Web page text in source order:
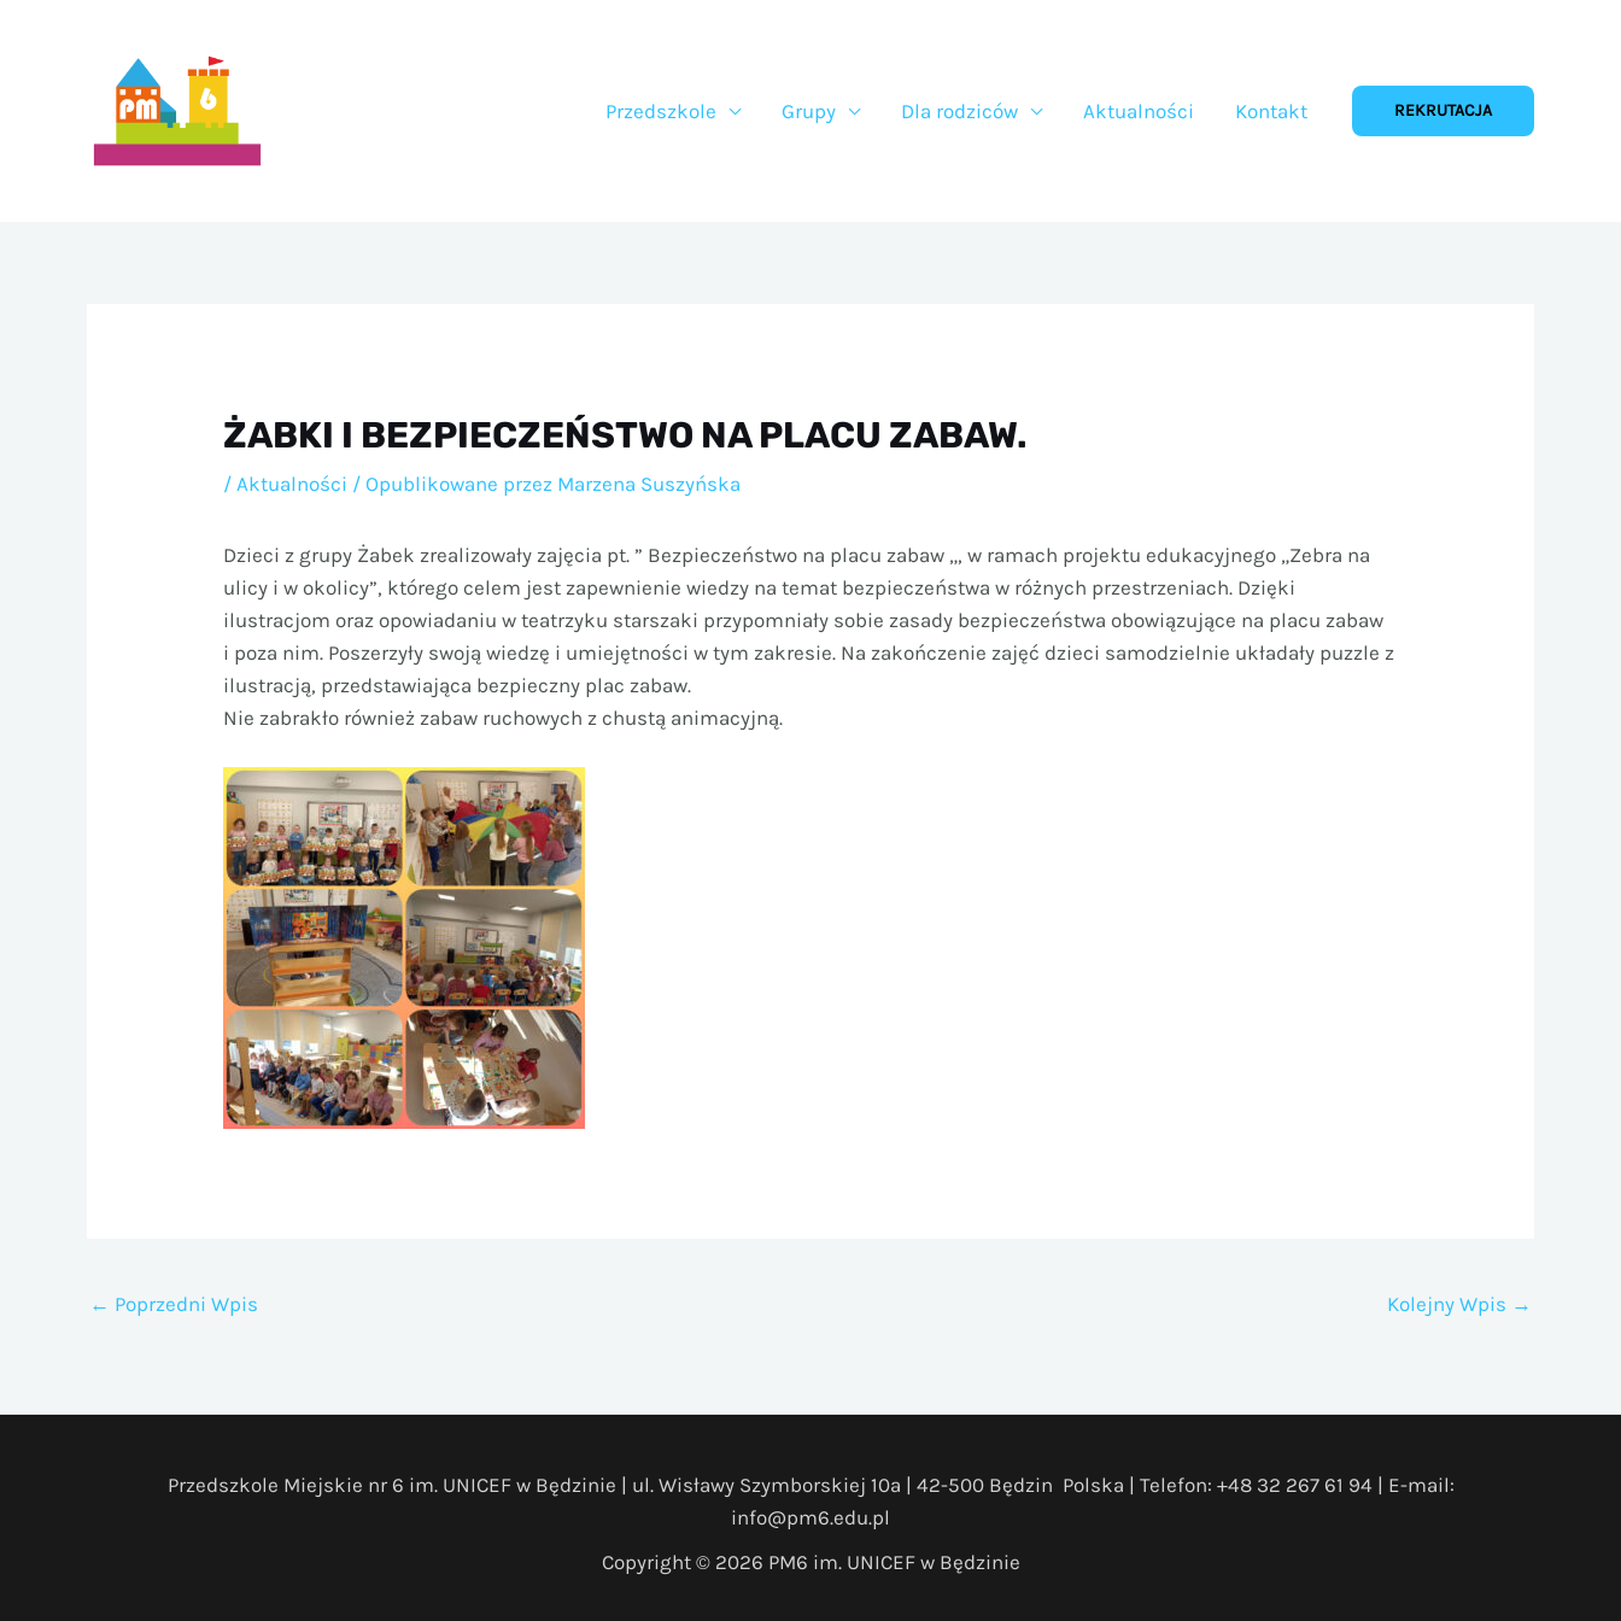
Przedszkole
Grupy Dla rodziców Aktualności Kontakt REKRUTACJA
ŻABKI I BEZPIECZEŃSTWO NA PLACU ZABAW.
/ Aktualności / Opublikowane przez Marzena Suszyńska
Dzieci z grupy Żabek zrealizowały zajęcia pt. ” Bezpieczeństwo na placu zabaw „, w ramach projektu edukacyjnego „Zebra na
ulicy i w okolicy”, którego celem jest zapewnienie wiedzy na temat bezpieczeństwa w różnych przestrzeniach. Dzięki
ilustracjom oraz opowiadaniu w teatrzyku starszaki przypomniały sobie zasady bezpieczeństwa obowiązujące na placu zabaw
i poza nim. Poszerzyły swoją wiedzę i umiejętności w tym zakresie. Na zakończenie zajęć dzieci samodzielnie układały puzzle z
ilustracją, przedstawiająca bezpieczny plac zabaw.
Nie zabrakło również zabaw ruchowych z chustą animacyjną.
← Poprzedni Wpis Kolejny Wpis →
Przedszkole Miejskie nr 6 im. UNICEF w Będzinie | ul. Wisławy Szymborskiej 10a | 42-500 Będzin Polska | Telefon: +48 32 267 61 94 | E-mail:
info@pm6.edu.pl
Copyright © 2026 PM6 im. UNICEF w Będzinie